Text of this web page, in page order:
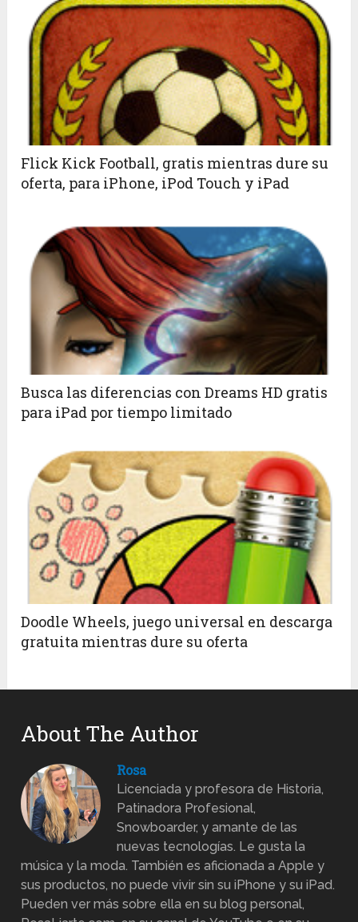
Flick Kick Football, gratis mientras dure su
oferta, para iPhone, iPod Touch y iPad
Busca las diferencias con Dreams HD gratis
para iPad por tiempo limitado
Doodle Wheels, juego universal en descarga
gratuita mientras dure su oferta
About The Author
Rosa
Licenciada y profesora de Historia,
Patinadora Profesional,
Snowboarder, y amante de las
nuevas tecnologías. Le gusta la
música y la moda. También es aficionada a Apple y
sus productos, no puede vivir sin su iPhone y su iPad.
Pueden ver más sobre ella en su blog personal,